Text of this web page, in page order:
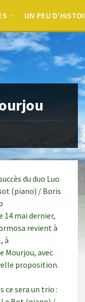
UN PEU
du duo Luo
(piano) / Boris
14 mai dernier,
revient à
à
Mourjou, avec
proposition.
ce sera un trio :